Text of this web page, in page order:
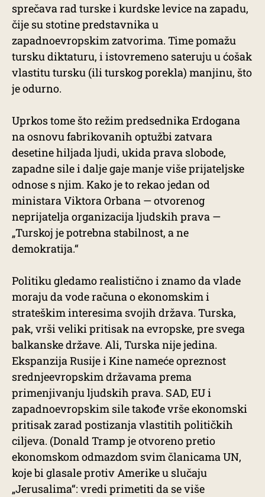
sprečava rad turske i kurdske levice na zapadu,
čije su stotine predstavnika u
zapadnoevropskim zatvorima. Time pomažu
tursku diktaturu, i istovremeno sateruju u ćošak
vlastitu tursku (ili turskog porekla) manjinu, što
je odurno.
Uprkos tome što režim predsednika Erdogana
na osnovu fabrikovanih optužbi zatvara
desetine hiljada ljudi, ukida prava slobode,
zapadne sile i dalje gaje manje više prijateljske
odnose s njim. Kako je to rekao jedan od
ministara Viktora Orbana — otvorenog
neprijatelja organizacija ljudskih prava —
„Turskoj je potrebna stabilnost, a ne
demokratija.“
Politiku gledamo realistično i znamo da vlade
moraju da vode računa o ekonomskim i
strateškim interesima svojih država. Turska,
pak, vrši veliki pritisak na evropske, pre svega
balkanske države. Ali, Turska nije jedina.
Ekspanzija Rusije i Kine nameće opreznost
srednjeevropskim državama prema
primenjivanju ljudskih prava. SAD, EU i
zapadnoevropskim sile takođe vrše ekonomski
pritisak zarad postizanja vlastitih političkih
ciljeva. (Donald Tramp je otvoreno pretio
ekonomskom odmazdom svim članicama UN,
koje bi glasale protiv Amerike u slučaju
„Jerusalima“: vredi primetiti da se više